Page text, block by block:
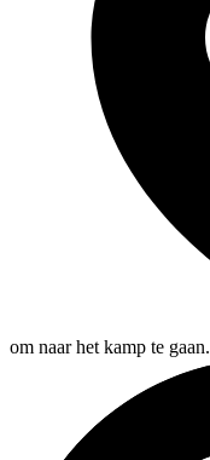
om naar het kamp te gaan.